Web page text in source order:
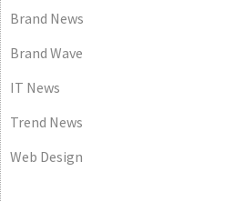
Brand News
Brand Wave
IT News
Trend News
Web Design